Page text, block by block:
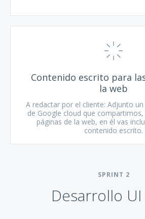
Contenido escrito para
la web
A redactar por el cliente: Adjunto
de Google cloud que
páginas de la web, en él vas
contenido escrito.
SPRINT 2
Desarrollo UI